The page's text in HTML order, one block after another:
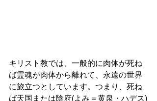
キリスト教では、一般的に肉体が死ね
ば霊魂が肉体から離れて、永遠の世界
に旅立つとしています。つまり、死ね
ば天国または陰府(よみ＝黄泉・ハデス)